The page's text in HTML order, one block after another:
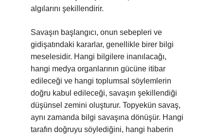
algılarını şekillendirir.
Savaşın başlangıcı, onun sebepleri ve
gidişatındaki kararlar, genellikle birer bilgi
meselesidir. Hangi bilgilere inanılacağı,
hangi medya organlarının gücüne itibar
edileceği ve hangi toplumsal söylemlerin
doğru kabul edileceği, savaşın şekillendiği
düşünsel zemini oluşturur. Topyekün savaş,
aynı zamanda bilgi savaşına dönüşür. Hangi
tarafın doğruyu söylediğini, hangi haberin